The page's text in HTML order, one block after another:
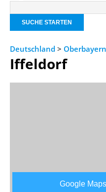
Deutschland > Oberbayern
Iffeldorf
Google